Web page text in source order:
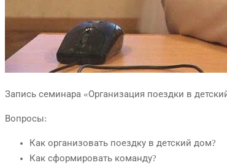
Запись семинара «Организация поездки в
Вопросы:
Как организовать поездку в детский дом?
Как сформировать команду?